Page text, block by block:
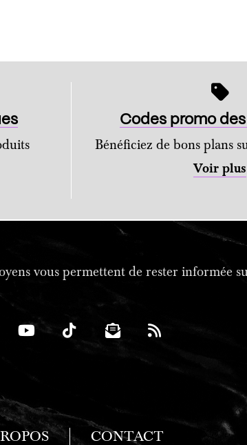
Codes promo
Bénéficiez de bons plans
Voir plus
vous permettent de rester informée
CONTACT